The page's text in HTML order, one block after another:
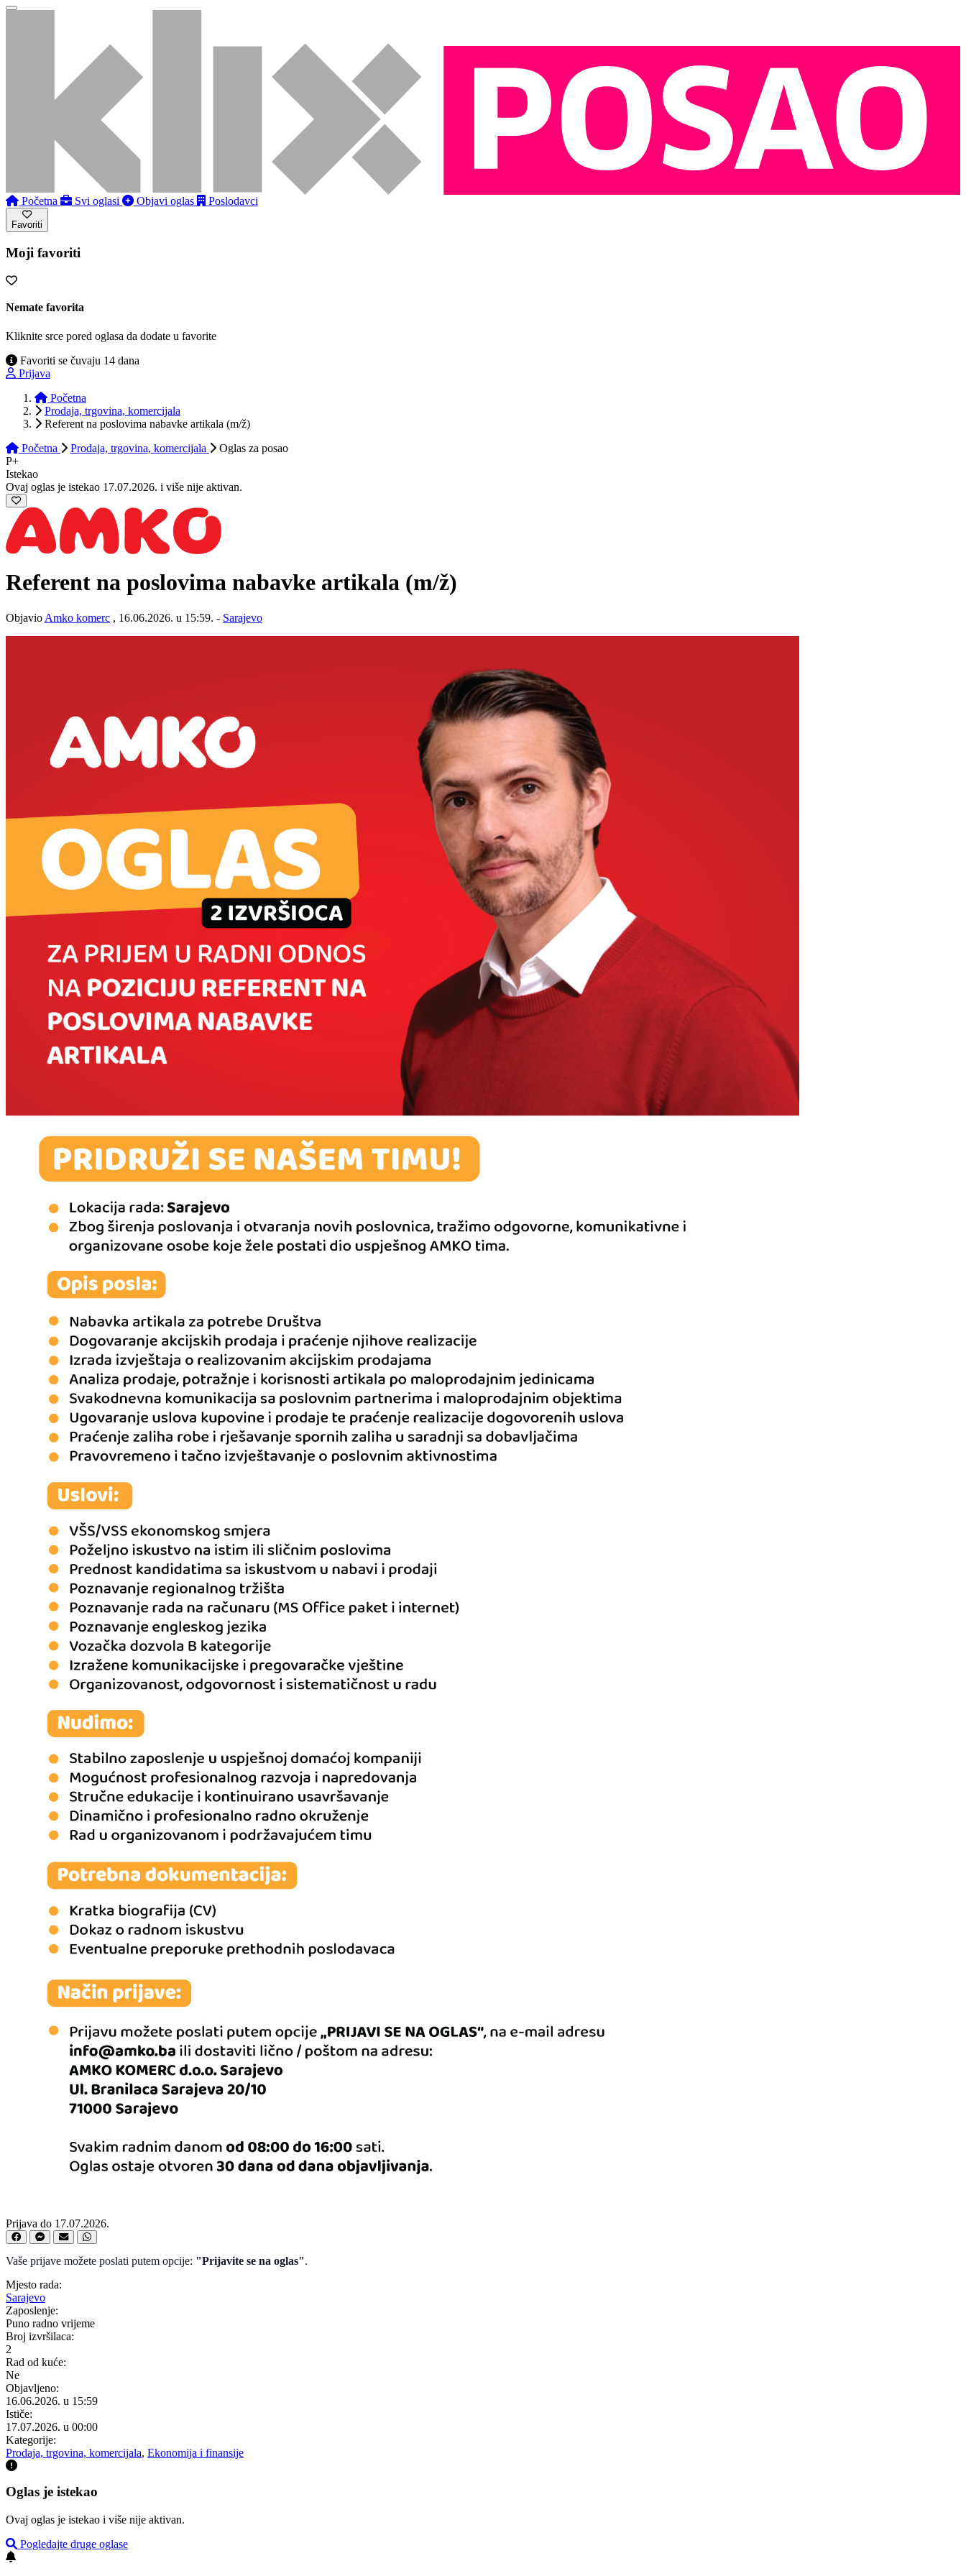
Početna Svi oglasi Objavi oglas Poslodavci
Favoriti
Moji favoriti
Nemate favorita
Kliknite srce pored oglasa da dodate u favorite
Favoriti se čuvaju 14 dana
Prijava
Početna
Prodaja, trgovina, komercijala
Referent na poslovima nabavke artikala (m/ž)
Početna
Prodaja, trgovina, komercijala Oglas za posao
P+
Istekao
Ovaj oglas je istekao 17.07.2026. i više nije aktivan.
Referent na poslovima nabavke artikala (m/ž)
Objavio Amko komerc , 16.06.2026. u 15:59. - Sarajevo
Prijava do 17.07.2026.
Vaše prijave možete poslati putem opcije: "Prijavite se na oglas".
Mjesto rada:
Sarajevo
Zaposlenje:
Puno radno vrijeme
Broj izvršilaca:
2
Rad od kuće:
Ne
Objavljeno:
16.06.2026. u 15:59
Ističe:
17.07.2026. u 00:00
Kategorije:
Prodaja, trgovina, komercijala, Ekonomija i finansije
Oglas je istekao
Ovaj oglas je istekao i više nije aktivan.
Pogledajte druge oglase